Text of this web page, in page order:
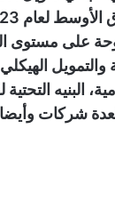
على مستوى
البنيه التحتية
لعدة شركات